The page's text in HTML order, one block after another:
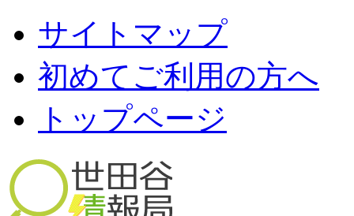
サイトマップ
初めてご利用の方へ
トップページ